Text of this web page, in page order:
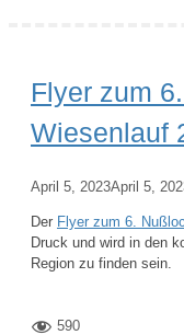
Flyer zum
Wiesenlauf
April 5, 2023April 5,
Der Flyer zum 6.
Druck und wird in den
Region zu finden sein.
590